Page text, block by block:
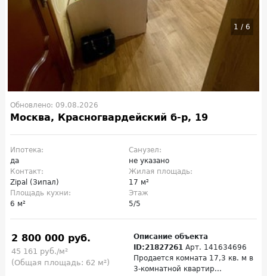
1 / 6
Обновлено: 09.08.2026
Москва, Красногвардейский б-р, 19
Ипотека:
да
Санузел:
не указано
Контакт:
Zipal (Зипал)
Жилая площадь:
17 м²
Площадь кухни:
6 м²
Этаж
5/5
2 800 000 руб.
45 161 руб./м²
(Общая площадь: 62 м²)
Описание объекта
ID:21827261 Арт. 141634696
Продается комната 17,3 кв. м в
3-комнатной квартир...